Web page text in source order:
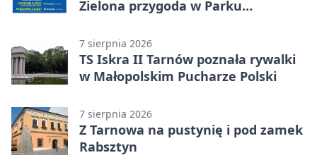
Zielona przygoda w Parku
7 sierpnia 2026
TS Iskra II Tarnów poznała rywalki
w Małopolskim Pucharze Polski
7 sierpnia 2026
Z Tarnowa na pustynię i pod zamek
Rabsztyn